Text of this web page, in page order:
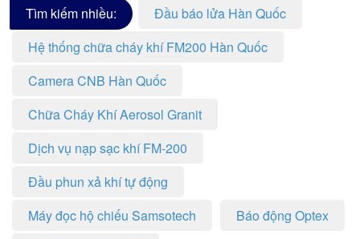
Tìm kiếm nhiều:
Đầu báo lửa Hàn Quốc
Hệ thống chữa cháy khí FM200 Hàn Quốc
Camera CNB Hàn Quốc
Chữa Cháy Khí Aerosol Granit
Dịch vụ nạp sạc khí FM-200
Đầu phun xả khí tự động
Máy đọc hộ chiếu Samsotech
Báo động Optex